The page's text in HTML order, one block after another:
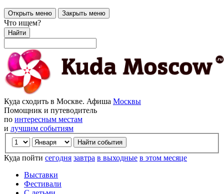
Открыть меню Закрыть меню
Что ищем?
Найти
Куда сходить в Москве. Афиша Москвы
Помощник и путеводитель
по интересным местам
и лучшим событиям
Куда пойти сегодня завтра в выходные в этом месяце
Выставки
Фестивали